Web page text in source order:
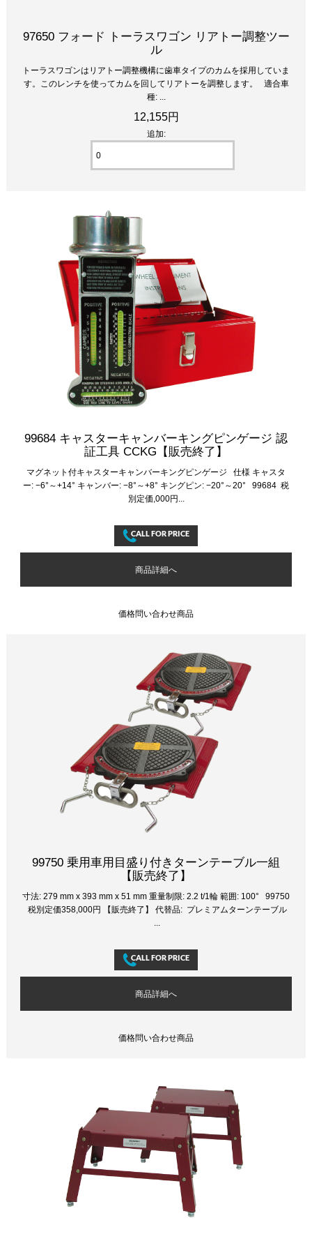
97650 フォード トーラスワゴン リアトー調整ツー
ル
トーラスワゴンはリアトー調整機構に歯車タイプのカムを採用していま
す。このレンチを使ってカムを回してリアトーを調整します。 適合車
種: ...
12,155円
追加:
99684 キャスターキャンバーキングピンゲージ 認
証工具 CCKG【販売終了】
マグネット付キャスターキャンバーキングピンゲージ 仕様 キャスタ
ー: −6°～+14° キャンバー: −8°～+8° キングピン: −20°～20° 99684 税
別定価,000円...
商品詳細へ
価格問い合わせ商品
99750 乗用車用目盛り付きターンテーブル一組
【販売終了】
寸法: 279 mm x 393 mm x 51 mm 重量制限: 2.2 t/1輪 範囲: 100° 99750
税別定価358,000円 【販売終了】 代替品: プレミアムターンテーブル
商品詳細へ
価格問い合わせ商品